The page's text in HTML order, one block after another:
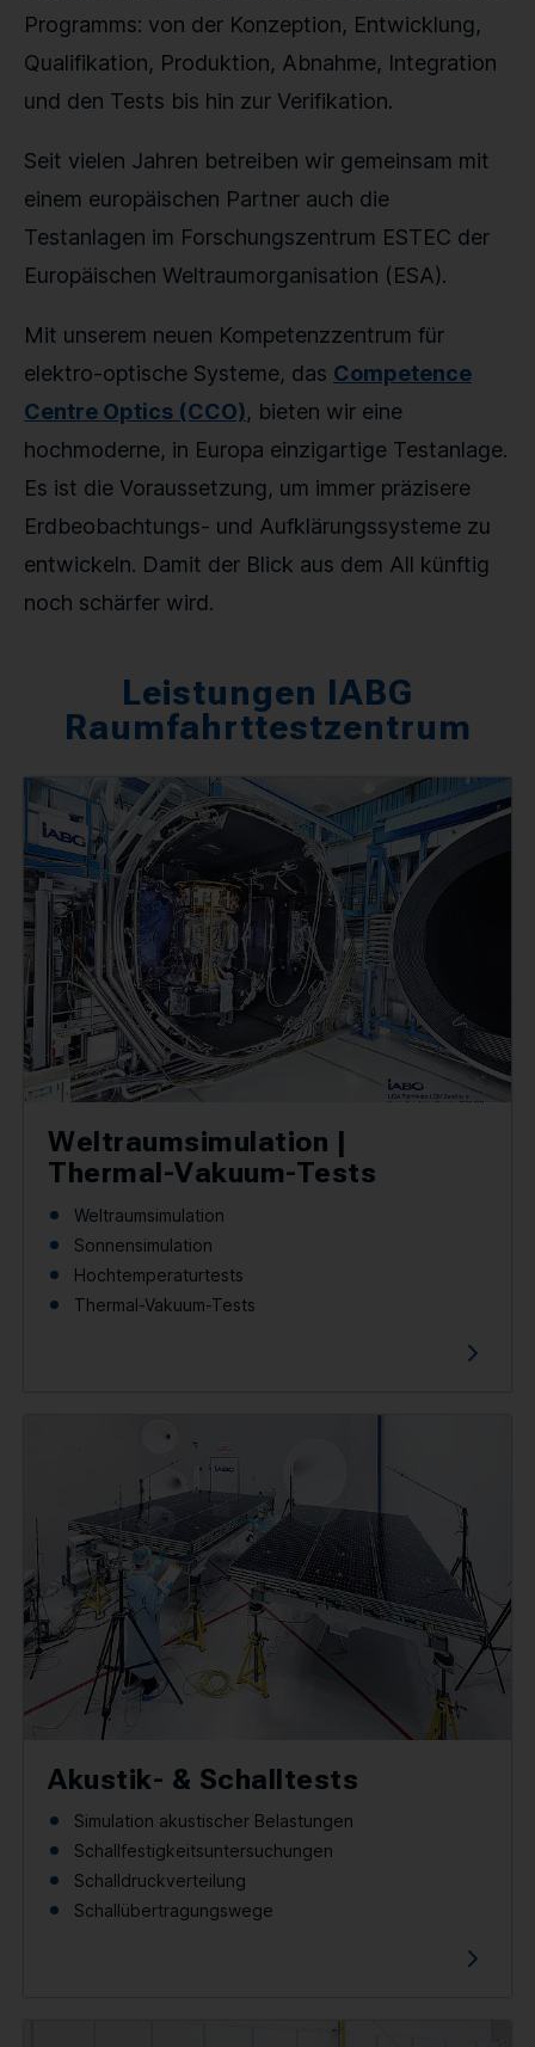
Programms: von der Konzeption, Entwicklung,
Qualifikation, Produktion, Abnahme, Integration
und den Tests bis hin zur Verifikation.
Seit vielen Jahren betreiben wir gemeinsam mit
einem europäischen Partner auch die
Testanlagen im Forschungszentrum ESTEC der
Europäischen Weltraumorganisation (ESA).
Mit unserem neuen Kompetenzzentrum für
elektro-optische Systeme, das Competence
Centre Optics (CCO), bieten wir eine
hochmoderne, in Europa einzigartige Testanlage.
Es ist die Voraussetzung, um immer präzisere
Erdbeobachtungs- und Aufklärungssysteme zu
entwickeln. Damit der Blick aus dem All künftig
noch schärfer wird.
Leistungen IABG
Raumfahrttestzentrum
Weltraumsimulation |
Thermal-Vakuum-Tests
Weltraumsimulation
Sonnensimulation
Hochtemperaturtests
Thermal-Vakuum-Tests
Akustik- & Schalltests
Simulation akustischer Belastungen
Schallfestigkeitsuntersuchungen
Schalldruckverteilung
Schallübertragungswege